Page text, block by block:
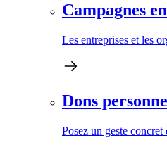
Campagnes
Les entreprises et les
Dons
Posez un geste